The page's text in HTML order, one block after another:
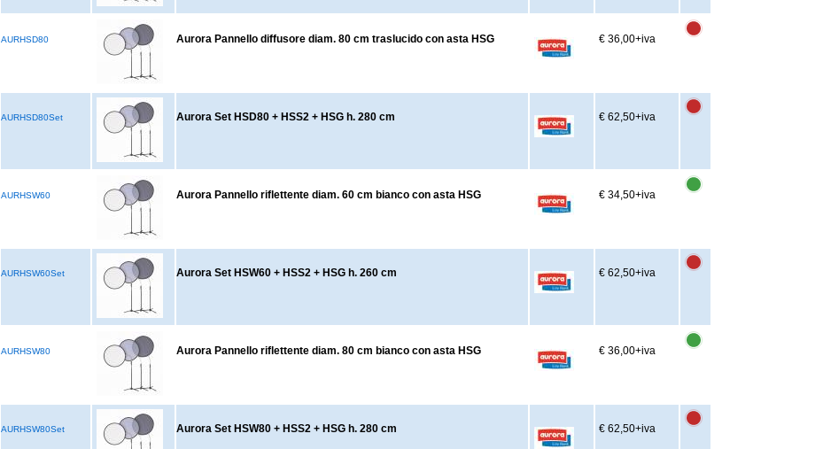
AURHSD80 Aurora Pannello diffusore diam. 80 cm traslucido con asta HSG € 36,00+iva
AURHSD80Set Aurora Set HSD80 + HSS2 + HSG h. 280 cm € 62,50+iva
AURHSW60 Aurora Pannello riflettente diam. 60 cm bianco con asta HSG € 34,50+iva
AURHSW60Set Aurora Set HSW60 + HSS2 + HSG h. 260 cm € 62,50+iva
AURHSW80 Aurora Pannello riflettente diam. 80 cm bianco con asta HSG € 36,00+iva
AURHSW80Set Aurora Set HSW80 + HSS2 + HSG h. 280 cm € 62,50+iva